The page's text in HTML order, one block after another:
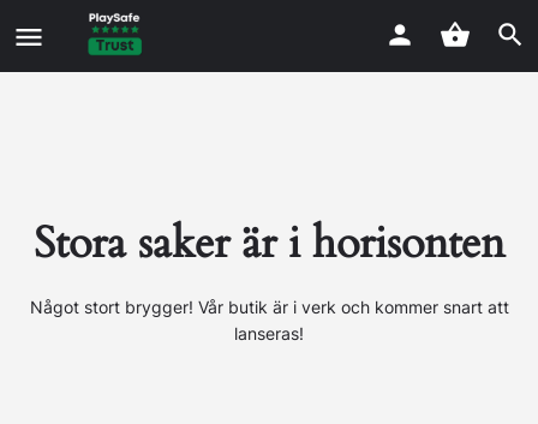
Stora saker är i horisonten
Något stort brygger! Vår butik är i verk och kommer snart att
lanseras!